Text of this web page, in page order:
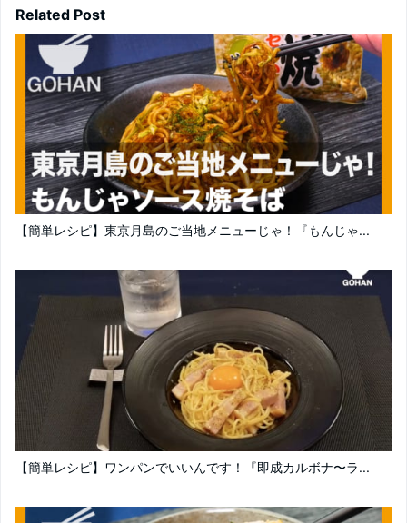
Related Post
【簡単レシピ】東京月島のご当地メニューじゃ！『もんじゃ...
【簡単レシピ】ワンパンでいいんです！『即成カルボナ〜ラ...